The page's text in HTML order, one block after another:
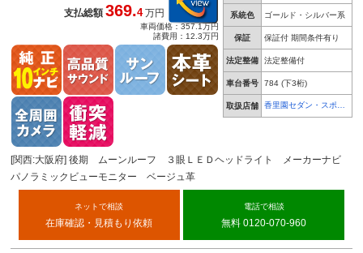
系統色 ゴールド・シルバー系
保証 保証付 期間条件有り
法定整備 法定整備付
車台番号 784 (下3桁)
取扱店舗
香里園セダン・スポー
支払総額369.4 万円
車両価格：357.1万円
諸費用：12.3万円
[関西:大阪府] 後期 ムーンルーフ ３眼ＬＥＤヘッドライト メーカーナビ
パノラミックビューモニター ベージュ革
ネットで相談
在庫確認・見積もり依頼
電話で相談
無料 0120-070-960